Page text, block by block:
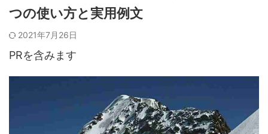
つの使い方と実用例文
2021年7月26日
PRを含みます